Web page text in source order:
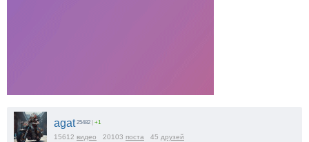
agat 25482 | +1
15612 видео 20103 поста 45 друзей